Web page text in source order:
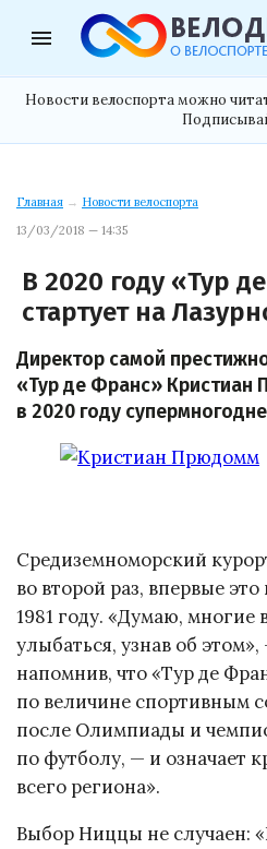
menu
Новости велоспорта можно
Главная → Новости велоспорта
13/03/2018 — 14:35
В 2020 году «Тур
стартует на
Директор самой
«Тур де Франс» Кристиан
в 2020 году
Средиземноморский
во второй раз, впервые
1981 году. «Думаю, многие
улыбаться, узнав об
напомнив, что «Тур де
по величине спортивным
после Олимпиады и
по футболу, — и означает
всего региона».
Выбор Ниццы не случаен: